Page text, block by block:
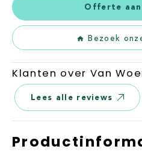
Offerte
Bezoek
Klanten over Van
Lees alle reviews